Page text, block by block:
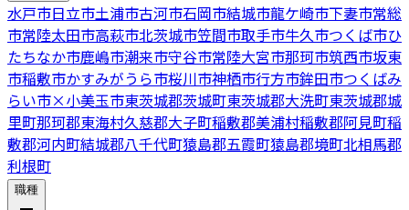
水戸市日立市土浦市古河市石岡市結城市龍ケ崎市下妻市常総
市常陸太田市高萩市北茨城市笠間市取手市牛久市つくば市ひ
たちなか市鹿嶋市潮来市守谷市常陸大宮市那珂市筑西市坂東
市稲敷市かすみがうら市桜川市神栖市行方市鉾田市つくばみ
らい市×小美玉市東茨城郡茨城町東茨城郡大洗町東茨城郡城
里町那珂郡東海村久慈郡大子町稲敷郡美浦村稲敷郡阿見町稲
敷郡河内町結城郡八千代町猿島郡五霞町猿島郡境町北相馬郡
利根町
職種